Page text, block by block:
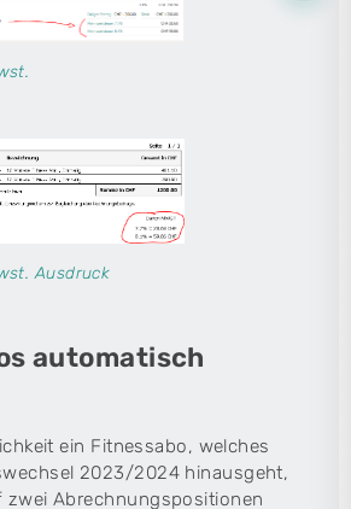
Ausdruck
automatisch
ein Fitnessabo, welches
2023/2024 hinausgeht,
zwei Abrechnungspositionen